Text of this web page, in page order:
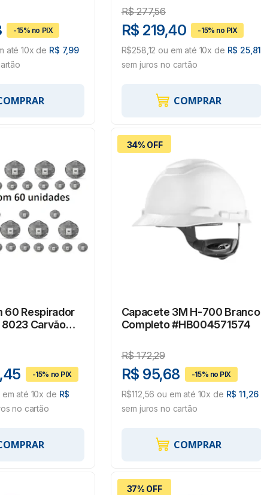
até 10x de R$ 7,99
R$277,56
R$ 219,40
R$258,12 ou em até 10x de R$ 25,81
sem juros no cartão
COMPRAR
60 Respirador
8023 Carvão
até 10x de R$
no cartão
34% OFF
Capacete 3M H-700 Branco
Completo #HB004571574
R$172,29
R$ 95,68
R$112,56 ou em até 10x de R$ 11,26
sem juros no cartão
COMPRAR
37% OFF